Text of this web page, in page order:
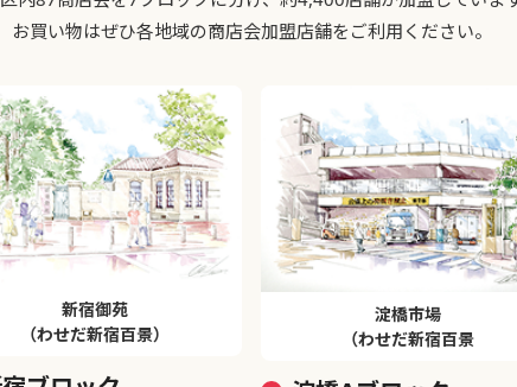
お買い物はぜひ各地域の商店会加盟店舗をご利用ください。
新宿御苑
（わせだ新宿百景）
淀橋市場
（わせだ新宿百景